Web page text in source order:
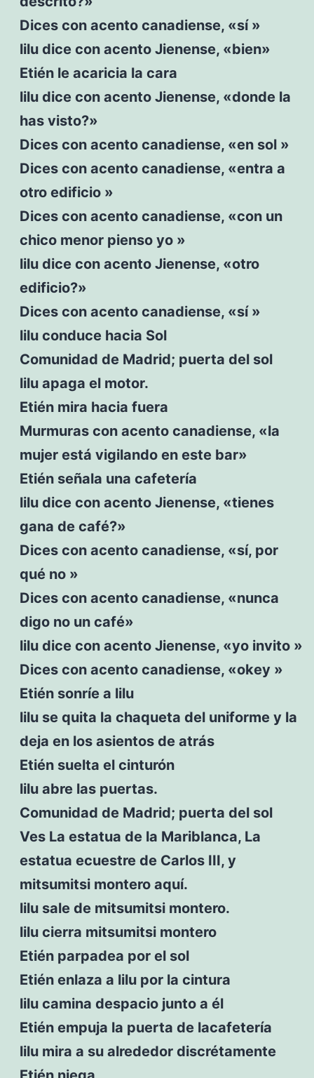
Dices con acento canadiense, «sí »
lilu dice con acento Jienense, «bien»
Etién le acaricia la cara
lilu dice con acento Jienense, «donde la
has visto?»
Dices con acento canadiense, «en sol »
Dices con acento canadiense, «entra a
otro edificio »
Dices con acento canadiense, «con un
chico menor pienso yo »
lilu dice con acento Jienense, «otro
edificio?»
Dices con acento canadiense, «sí »
lilu conduce hacia Sol
Comunidad de Madrid; puerta del sol
lilu apaga el motor.
Etién mira hacia fuera
Murmuras con acento canadiense, «la
mujer está vigilando en este bar»
Etién señala una cafetería
lilu dice con acento Jienense, «tienes
gana de café?»
Dices con acento canadiense, «sí, por
qué no »
Dices con acento canadiense, «nunca
digo no un café»
lilu dice con acento Jienense, «yo invito »
Dices con acento canadiense, «okey »
Etién sonríe a lilu
lilu se quita la chaqueta del uniforme y la
deja en los asientos de atrás
Etién suelta el cinturón
lilu abre las puertas.
Comunidad de Madrid; puerta del sol
Ves La estatua de la Mariblanca, La
estatua ecuestre de Carlos III, y
mitsumitsi montero aquí.
lilu sale de mitsumitsi montero.
lilu cierra mitsumitsi montero
Etién parpadea por el sol
Etién enlaza a lilu por la cintura
lilu camina despacio junto a él
Etién empuja la puerta de lacafetería
lilu mira a su alrededor discrétamente